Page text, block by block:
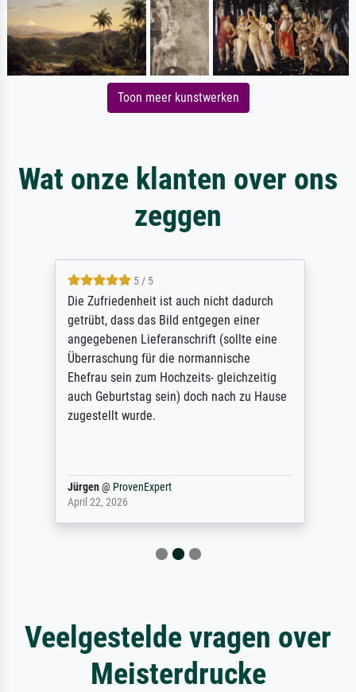
Toon meer kunstwerken
Wat onze klanten over ons
zeggen
5 / 5
Die Zufriedenheit ist auch nicht dadurch
getrübt, dass das Bild entgegen einer
angegebenen Lieferanschrift (sollte eine
Überraschung für die normannische
Ehefrau sein zum Hochzeits- gleichzeitig
auch Geburtstag sein) doch nach zu Hause
zugestellt wurde.
Jürgen@ ProvenExpert
April 22, 2026
Veelgestelde vragen over
Meisterdrucke